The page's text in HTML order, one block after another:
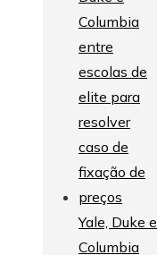
Yale, Duke e
Columbia